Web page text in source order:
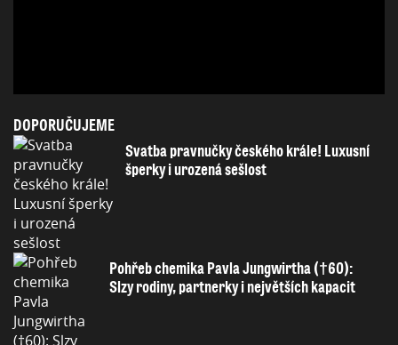
DOPORUČUJEME
Svatba pravnučky českého krále! Luxusní
šperky i urozená sešlost
Pohřeb chemika Pavla Jungwirtha (†60):
Slzy rodiny, partnerky i největších kapacit